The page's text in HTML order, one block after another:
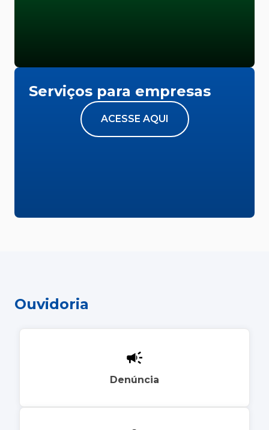
Serviços para empresas
ACESSE AQUI
Ouvidoria
Denúncia